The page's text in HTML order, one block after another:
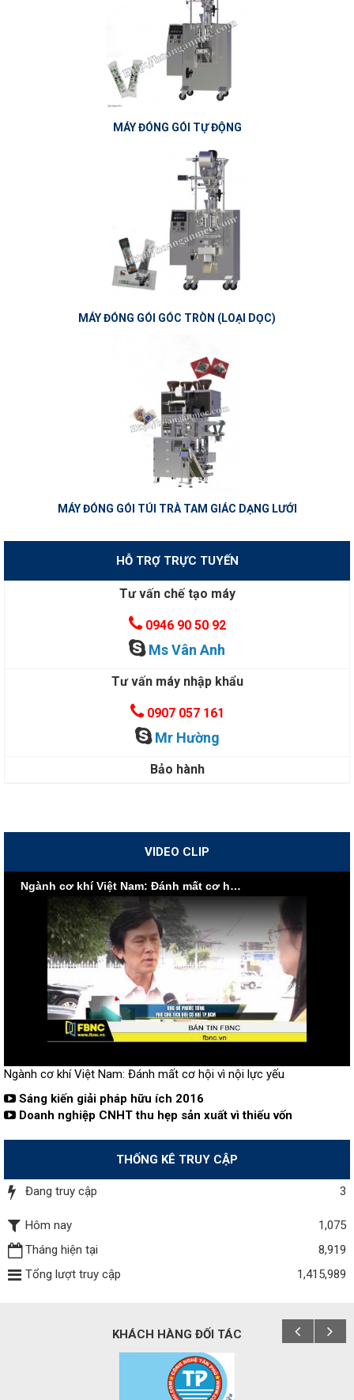
MÁY ĐÓNG GÓI TỰ ĐỘNG
MÁY ĐÓNG GÓI GÓC TRÒN (LOẠI DỌC)
MÁY ĐÓNG GÓI TÚI TRÀ TAM GIÁC DẠNG LƯỚI
HỖ TRỢ TRỰC TUYẾN
Tư vấn chế tạo máy
0946 90 50 92
Ms Vân Anh
Tư vấn máy nhập khẩu
0907 057 161
Mr Hường
Bảo hành
VIDEO CLIP
Ngành cơ khí Việt Nam: Đánh mất cơ hội vì nội lực yếu
Ngành cơ khí Việt Nam: Đánh mất cơ hội vì nội lực yếu
Sáng kiến giải pháp hữu ích 2016
Doanh nghiệp CNHT thu hẹp sản xuất vì thiếu vốn
THỐNG KÊ TRUY CẬP
Đang truy cập 3
Hôm nay
1,075
Tháng hiện tại
8,919
Tổng lượt truy cập
1,415,989
KHÁCH HÀNG ĐỐI TÁC